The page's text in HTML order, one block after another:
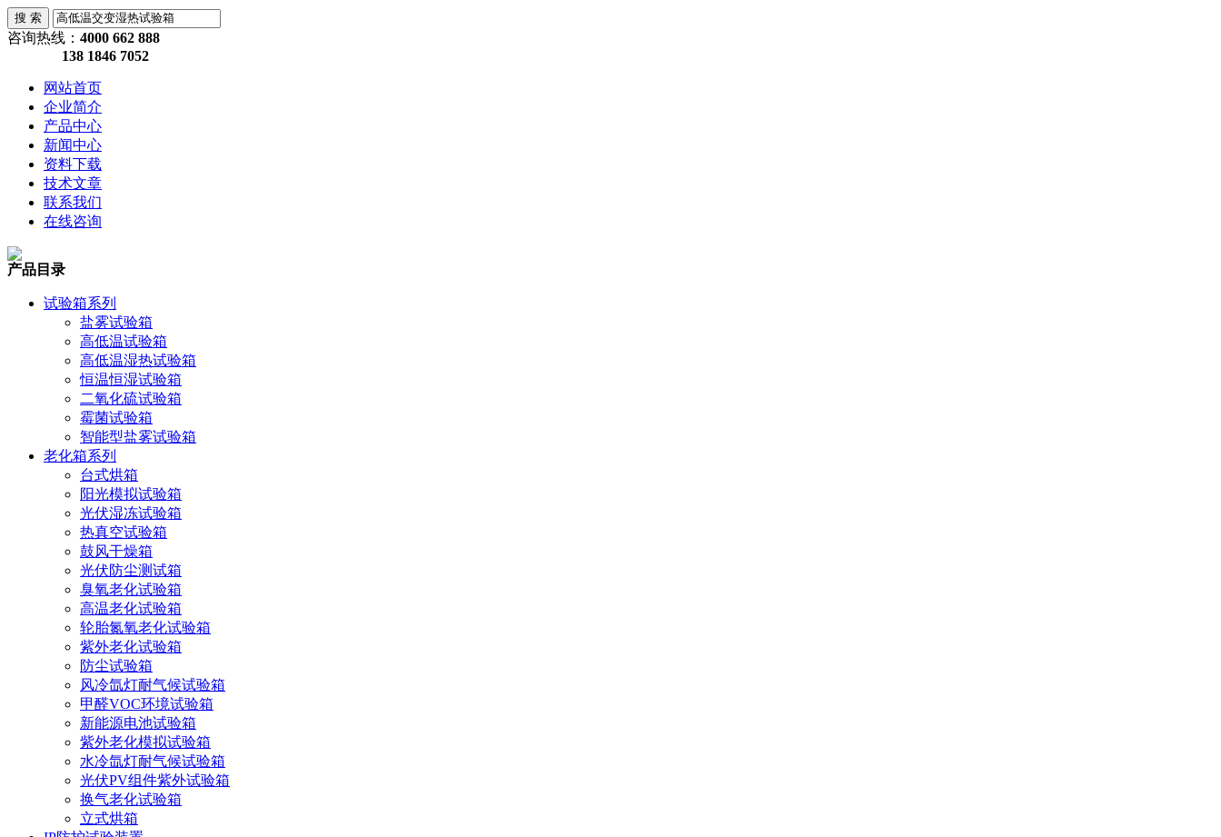
咨询热线： 4000 662 888
138 1846 7052
网站首页
企业简介
产品中心
新闻中心
资料下载
技术文章
联系我们
在线咨询
产品目录
试验箱系列
盐雾试验箱
高低温试验箱
高低温湿热试验箱
恒温恒湿试验箱
二氧化硫试验箱
霉菌试验箱
智能型盐雾试验箱
老化箱系列
台式烘箱
阳光模拟试验箱
光伏湿冻试验箱
热真空试验箱
鼓风干燥箱
光伏防尘测试箱
臭氧老化试验箱
高温老化试验箱
轮胎氮氧老化试验箱
紫外老化试验箱
防尘试验箱
风冷氙灯耐气候试验箱
甲醛VOC环境试验箱
新能源电池试验箱
紫外老化模拟试验箱
水冷氙灯耐气候试验箱
光伏PV组件紫外试验箱
换气老化试验箱
立式烘箱